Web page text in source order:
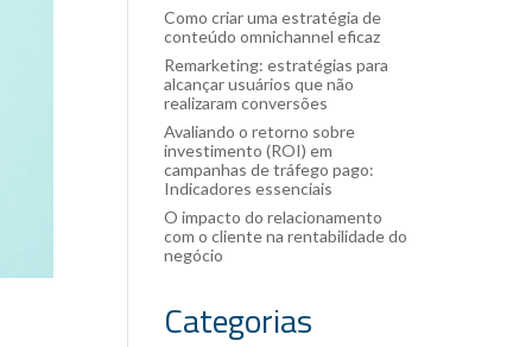
Como criar uma estratégia de
conteúdo omnichannel eficaz
Remarketing: estratégias para
alcançar usuários que não
realizaram conversões
Avaliando o retorno sobre
investimento (ROI) em
campanhas de tráfego pago:
Indicadores essenciais
O impacto do relacionamento
com o cliente na rentabilidade do
negócio
Categorias